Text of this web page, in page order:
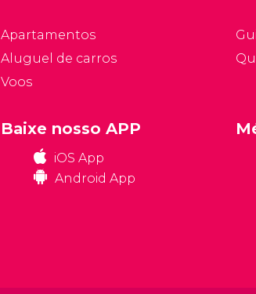
Apartamentos
Aluguel de carros
Voos
Baixe nosso APP
iOS App
Android App